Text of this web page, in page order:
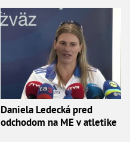
Daniela Ledecká pred
odchodom na ME v atletike